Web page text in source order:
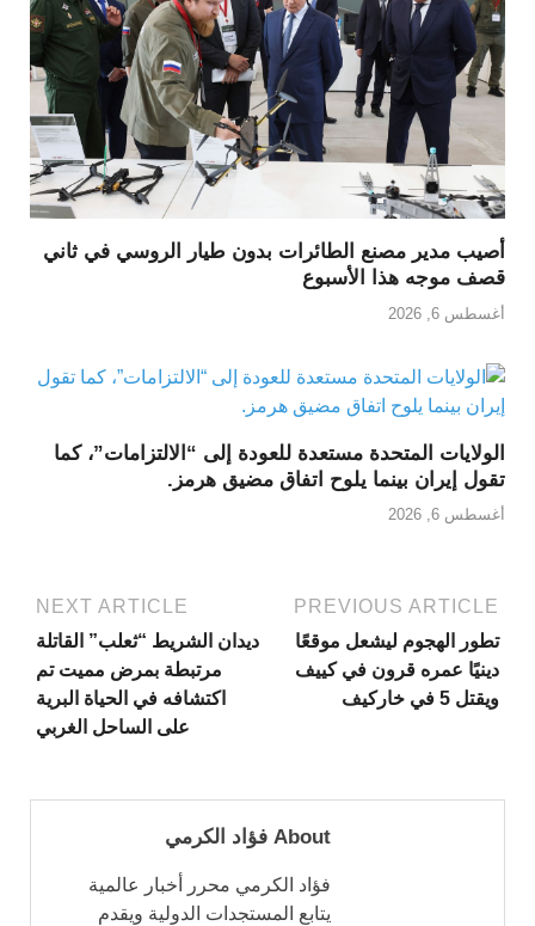
أصيب مدير مصنع الطائرات بدون طيار الروسي في ثاني
قصف موجه هذا الأسبوع
أغسطس 6, 2026
الولايات المتحدة مستعدة للعودة إلى “الالتزامات”، كما
تقول إيران بينما يلوح اتفاق مضيق هرمز.
أغسطس 6, 2026
PREVIOUS ARTICLE
تطور الهجوم ليشعل موقعًا
دينيًا عمره قرون في كييف
ويقتل 5 في خاركيف
NEXT ARTICLE
ديدان الشريط “ثعلب” القاتلة
مرتبطة بمرض مميت تم
اكتشافه في الحياة البرية
على الساحل الغربي
About فؤاد الكرمي
فؤاد الكرمي محرر أخبار عالمية
يتابع المستجدات الدولية ويقدم